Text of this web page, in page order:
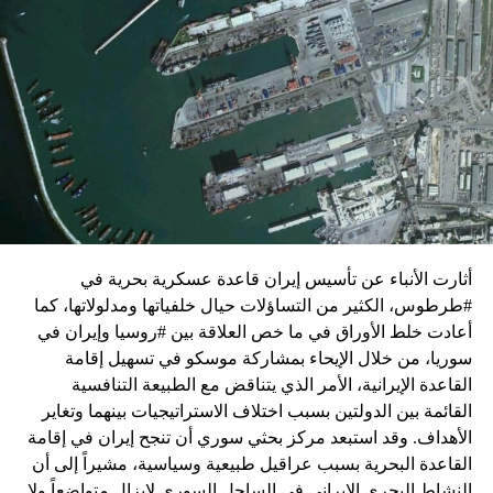
زيارة تأتي في إطار الجهود الدبلوماسية المكثفة التي تبذلها
واشنطن للدفع بالمفاوضات والتوصل إلى اتفاق لوقف لإطلاق
النار في غزة.
ويبدو أن نتنياهو استبق زيارة بلينكن لإسرائيل بالتأكيد على أن
الضغوط يجب أن تتوجه إلى حماس، وليس على حكومته.
كما وقال بيان من مكتب نتنياهو إنه مصر على بقاء القوات
الإسرائيلية في محور فيلادلفيا “لمنع الإرهابيين من إعادة
التسلح”.
وفي هذا السياق، قال الكاتب والباحث السياسي الفلسطيني
جمال زقوت في حديث لـ”سكاي نيوز عربية”:
حماس ليست عقبة في المفاوضات وأي حديث من هذا
القبيل تجني على الموقف الفلسطيني.
المعضلة الأساسية هي أن نتنياهو يعرض المجتمع
الإسرائيلي والمنطقة للخطر.
أثارت الأنباء عن تأسيس إيران قاعدة عسكرية بحرية في
#طرطوس، الكثير من التساؤلات حيال خلفياتها ومدلولاتها، كما
أعادت خلط الأوراق في ما خص العلاقة بين #روسيا وإيران في
سوريا، من خلال الإيحاء بمشاركة موسكو في تسهيل إقامة
القاعدة الإيرانية، الأمر الذي يتناقض مع الطبيعة التنافسية
القائمة بين الدولتين بسبب اختلاف الاستراتيجيات بينهما وتغاير
الأهداف. وقد استبعد مركز بحثي سوري أن تنجح إيران في إقامة
القاعدة البحرية بسبب عراقيل طبيعية وسياسية، مشيراً إلى أن